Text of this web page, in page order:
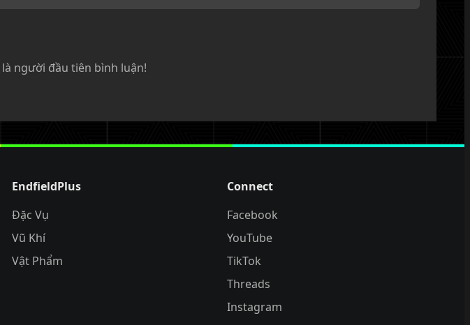
người đầu tiên bình luận!
EndfieldPlus
Đặc Vụ
Vũ Khí
Vật Phẩm
Connect
Facebook
YouTube
TikTok
Threads
Instagram